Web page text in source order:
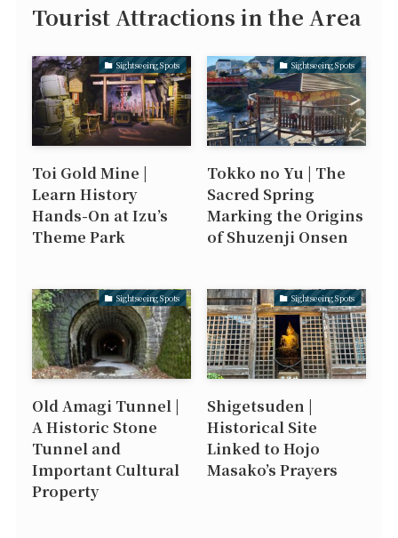
Tourist Attractions in the Area
Sightseeing Spots
Toi Gold Mine |
Learn History
Hands-On at Izu’s
Theme Park
Sightseeing Spots
Tokko no Yu | The
Sacred Spring
Marking the Origins
of Shuzenji Onsen
Sightseeing Spots
Old Amagi Tunnel |
A Historic Stone
Tunnel and
Important Cultural
Property
Sightseeing Spots
Shigetsuden |
Historical Site
Linked to Hojo
Masako’s Prayers